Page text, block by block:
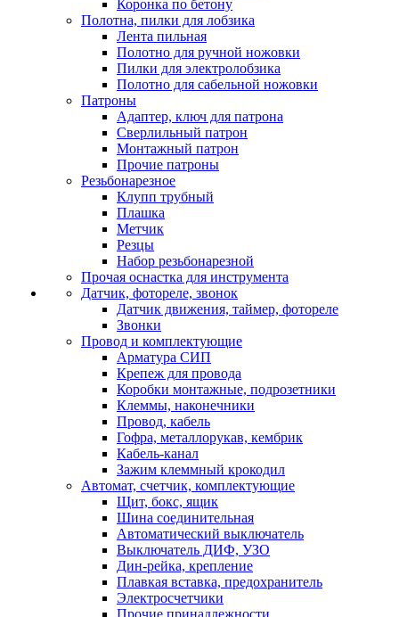
Коронка по бетону
Полотна, пилки для лобзика
Лента пильная
Полотно для ручной ножовки
Пилки для электролобзика
Полотно для сабельной ножовки
Патроны
Адаптер, ключ для патрона
Сверлильный патрон
Монтажный патрон
Прочие патроны
Резьбонарезное
Клупп трубный
Плашка
Метчик
Резцы
Набор резьбонарезной
Прочая оснастка для инструмента
Датчик, фотореле, звонок
Датчик движения, таймер, фотореле
Звонки
Провод и комплектующие
Арматура СИП
Крепеж для провода
Коробки монтажные, подрозетники
Клеммы, наконечники
Провод, кабель
Гофра, металлорукав, кембрик
Кабель-канал
Зажим клеммный крокодил
Автомат, счетчик, комплектующие
Щит, бокс, ящик
Шина соединительная
Автоматический выключатель
Выключатель ДИФ, УЗО
Дин-рейка, крепление
Плавкая вставка, предохранитель
Электросчетчики
Прочие принадлежности